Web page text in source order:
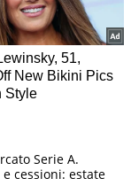
Serie A.
cessioni: estate